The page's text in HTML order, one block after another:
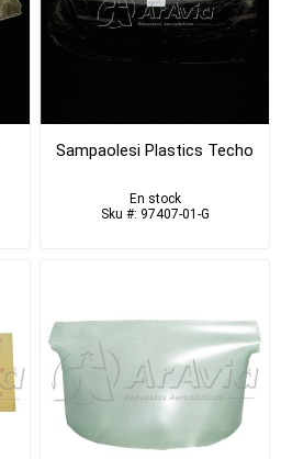
Sampaolesi Plastics Techo
En stock
Sku #: 97407-01-G